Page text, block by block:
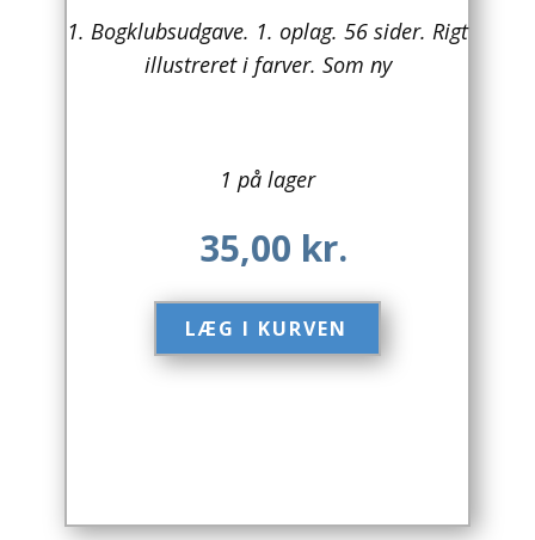
Arkæologi
Biografier / Erindringer
Børn / Unge
Børnebøger
Design
1. Bogklubsudgave. 1. oplag. 56 sider. Rigt
illustreret i farver. Som ny
1 på lager
35,00 kr.
LÆG I KURVEN​